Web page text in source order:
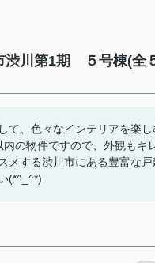
渋川第1期 ５号棟(
て、色々なインテリアを楽
内の物件ですので、外観も
メする渋川市にある豊富な
(*^_^*)